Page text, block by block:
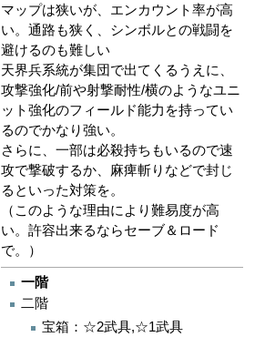
マップは狭いが、エンカウント率が高
い。通路も狭く、シンボルとの戦闘を
避けるのも難しい
天界兵系統が集団で出てくるうえに、
攻撃強化/前や射撃耐性/横のようなユニ
ット強化のフィールド能力を持ってい
るのでかなり強い。
さらに、一部は必殺持ちもいるので速
攻で撃破するか、麻痺斬りなどで封じ
るといった対策を。
（このような理由により難易度が高
い。許容出来るならセーブ＆ロード
で。）
一階
二階
宝箱：☆2武具,☆1武具